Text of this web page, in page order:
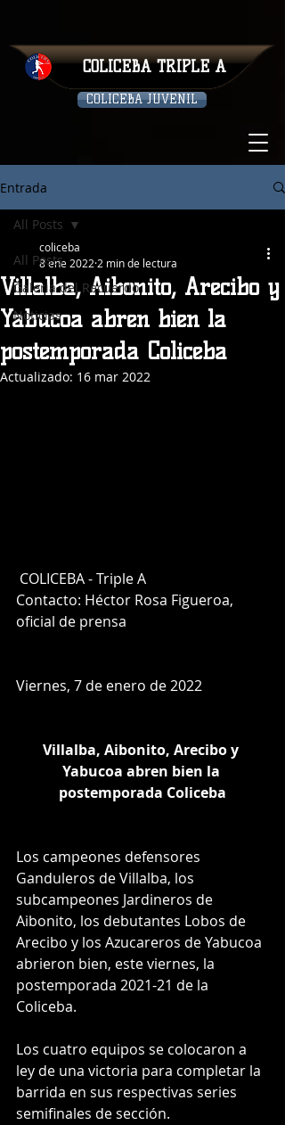
COLICEBA JUVENIL
COLICEBA TRIPLE A
Entrada
All Posts
Galeria del Recuerdo
Noticias
All Posts
Villalba, Aibonito, Arecibo y
Yabucoa abren bien la
postemporada Coliceba
coliceba
8 ene 2022 2 min de lectura
Actualizado: 16 mar 2022
COLICEBA - Triple A
Contacto: Héctor Rosa Figueroa,
oficial de prensa
Viernes, 7 de enero de 2022
Villalba, Aibonito, Arecibo y
Yabucoa abren bien la
postemporada Coliceba
Los campeones defensores
Ganduleros de Villalba, los
subcampeones Jardineros de
Aibonito, los debutantes Lobos de
Arecibo y los Azucareros de Yabucoa
abrieron bien, este viernes, la
postemporada 2021-21 de la
Coliceba.
Los cuatro equipos se colocaron a
ley de una victoria para completar la
barrida en sus respectivas series
semifinales de sección.